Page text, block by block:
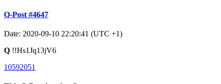
Q-Post #4647
Date: 2020-09-10 22:20:41 (UTC +1)
Q !!Hs1Jq13jV6
10592051